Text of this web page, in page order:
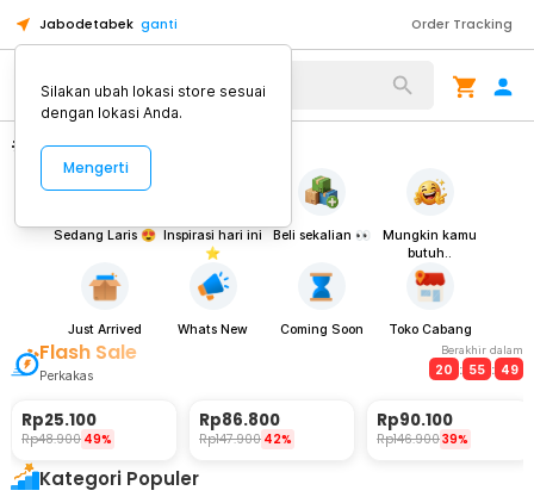
Jabodetabek ganti Order Tracking
Alat Kopi
#SudahPastiMurahnya
Sedang Laris 😍 Inspirasi hari ini
⭐
Beli sekalian 👀
Mungkin kamu
butuh..
Just Arrived Whats New Coming Soon Toko Cabang
Flash Sale
Perkakas
Berakhir dalam
20 : 55 : 49
Rp25.100
Rp48.900 49%
Rp86.800
Rp147.900 42%
Rp90.100
Rp146.90039%
Kategori Populer
Silakan ubah lokasi store sesuai
dengan lokasi Anda.
Mengerti